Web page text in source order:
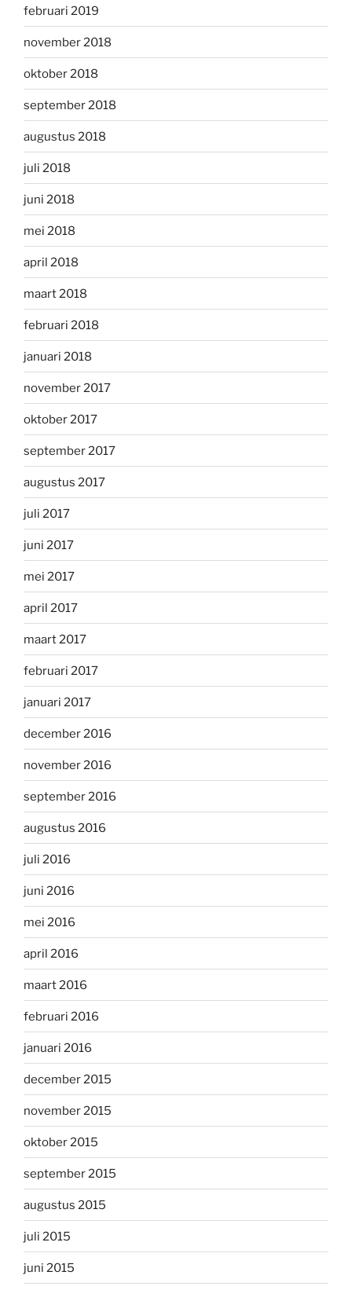
februari 2019
november 2018
oktober 2018
september 2018
augustus 2018
juli 2018
juni 2018
mei 2018
april 2018
maart 2018
februari 2018
januari 2018
november 2017
oktober 2017
september 2017
augustus 2017
juli 2017
juni 2017
mei 2017
april 2017
maart 2017
februari 2017
januari 2017
december 2016
november 2016
september 2016
augustus 2016
juli 2016
juni 2016
mei 2016
april 2016
maart 2016
februari 2016
januari 2016
december 2015
november 2015
oktober 2015
september 2015
augustus 2015
juli 2015
juni 2015